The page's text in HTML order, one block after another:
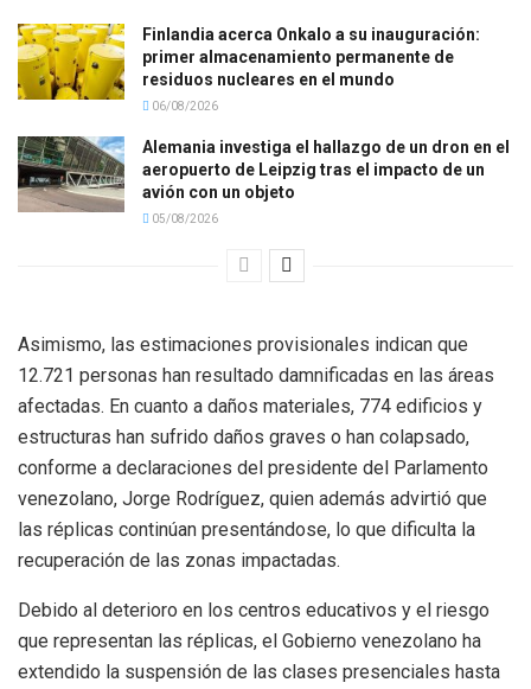
Finlandia acerca Onkalo a su inauguración:
primer almacenamiento permanente de
residuos nucleares en el mundo
06/08/2026
Alemania investiga el hallazgo de un dron en el
aeropuerto de Leipzig tras el impacto de un
avión con un objeto
05/08/2026
Asimismo, las estimaciones provisionales indican que
12.721 personas han resultado damnificadas en las áreas
afectadas. En cuanto a daños materiales, 774 edificios y
estructuras han sufrido daños graves o han colapsado,
conforme a declaraciones del presidente del Parlamento
venezolano, Jorge Rodríguez, quien además advirtió que
las réplicas continúan presentándose, lo que dificulta la
recuperación de las zonas impactadas.
Debido al deterioro en los centros educativos y el riesgo
que representan las réplicas, el Gobierno venezolano ha
extendido la suspensión de las clases presenciales hasta